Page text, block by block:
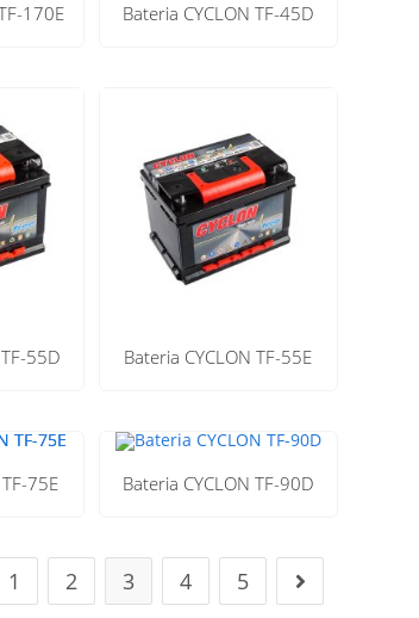
170E Bateria CYCLON TF-45D
55D Bateria CYCLON TF-55E
75E Bateria CYCLON TF-90D
1 2 3 4 5